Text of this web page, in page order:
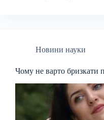
Новини науки
Чому не варто бризкати